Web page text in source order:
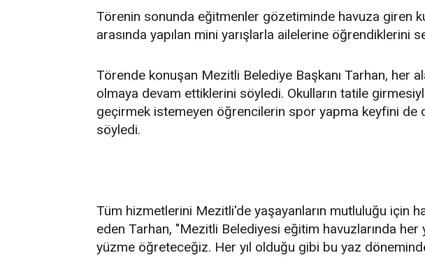
Törenin sonunda eğitmenler gözetiminde havuza giren
arasında yapılan mini yarışlarla ailelerine öğrendiklerini
Törende konuşan Mezitli Belediye Başkanı Tarhan, her
olmaya devam ettiklerini söyledi. Okulların tatile
geçirmek istemeyen öğrencilerin spor yapma keyfini de
söyledi.
Tüm hizmetlerini Mezitli'de yaşayanların mutluluğu için
eden Tarhan, "Mezitli Belediyesi eğitim havuzlarında her
yüzme öğreteceğiz. Her yıl olduğu gibi bu yaz